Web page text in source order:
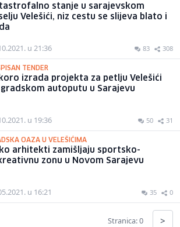
stanje u sarajevskom
Velešići, niz cestu se slijeva blato i
u 21:36 83 308
TENDER
izrada projekta za petlju Velešići
gradskom autoputu u Sarajevu
u 19:36 50 31
OAZA U VELEŠIĆIMA
arhitekti zamišljaju sportsko-
zonu u Novom Sarajevu
u 16:21 35 0
Stranica: 0 >